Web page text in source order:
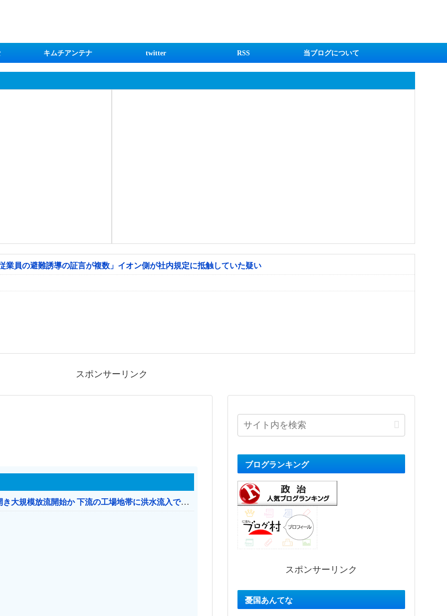
キムチアンテナ twitter RSS 当ブログについて
業員の避難誘導の証言が複数」イオン側が社内規定に抵触していた疑い
スポンサーリンク
【おわった】 三峡ダム、豪雨で13基の水門を開き大規模放流開始か 下流の工場地帯に洪水流入で崩壊はじまる
ブログランキング
スポンサーリンク
憂国あんてな